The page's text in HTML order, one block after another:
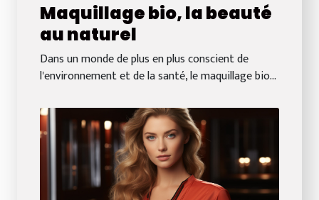
Maquillage bio, la beauté
au naturel
Dans un monde de plus en plus conscient de
l'environnement et de la santé, le maquillage bio...